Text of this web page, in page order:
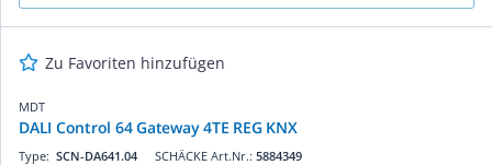
Zu Favoriten hinzufügen
MDT
DALI Control 64 Gateway 4TE REG KNX
SCHÄCKE Art.Nr.: 5884349
Type: SCN-DA641.04